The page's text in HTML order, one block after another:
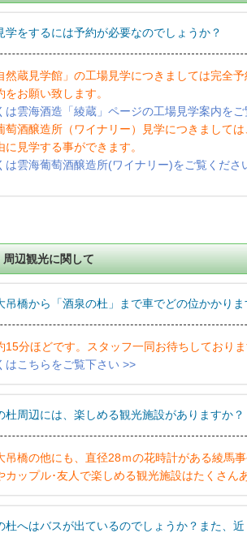
学をするには予約が必要なのでしょうか？
然蔵見学館」の工場見学につきましては完全
をお願い致します。
は雲海酒造「綾蔵」ページの工場見学案内を
萄酒醸造所（ワイナリー）見学につきまして
に見学する事ができます。
は雲海葡萄酒醸造所(ワイナリー)をご覧くださ
辺観光に関して
吊橋から「酒泉の杜」まで車でどの位かかりま
15分ほどです。スタッフ一同お待ちしており
はこちらをご覧下さい >>
杜周辺には、楽しめる観光施設がありますか？
吊橋の他にも、直径28ｍの花時計がある綾馬
カップル･友人で楽しめる観光施設はたくさん
杜へはバスが出ているのでしょうか？また、